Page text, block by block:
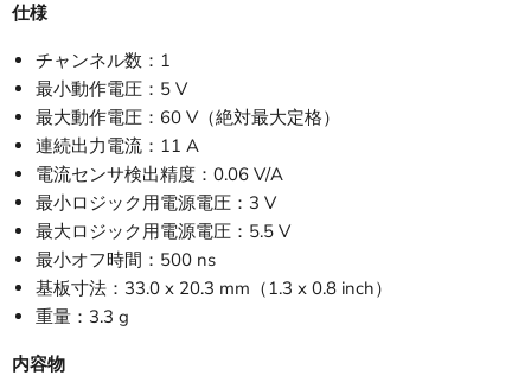
仕様
チャンネル数：1
最小動作電圧：5 V
最大動作電圧：60 V（絶対最大定格）
連続出力電流：11 A
電流センサ検出精度：0.06 V/A
最小ロジック用電源電圧：3 V
最大ロジック用電源電圧：5.5 V
最小オフ時間：500 ns
基板寸法：33.0 x 20.3 mm（1.3 x 0.8 inch）
重量：3.3 g
内容物